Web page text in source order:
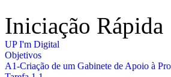
Iniciação Rápida
UP I'm Digital
Objetivos
A1-Criação de um Gabinete de Apoio à